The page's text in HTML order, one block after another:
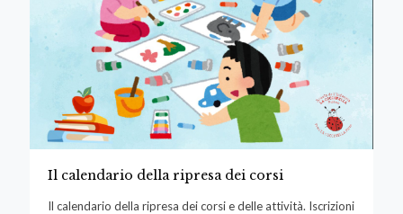
Il calendario della ripresa dei corsi
Il calendario della ripresa dei corsi e delle attività. Iscrizioni